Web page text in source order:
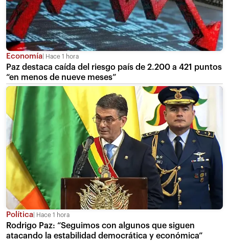
Economía Hace 1 hora
Paz destaca caída del riesgo país de 2.200 a 421 puntos
“en menos de nueve meses”
Política Hace 1 hora
Rodrigo Paz: “Seguimos con algunos que siguen
atacando la estabilidad democrática y económica”